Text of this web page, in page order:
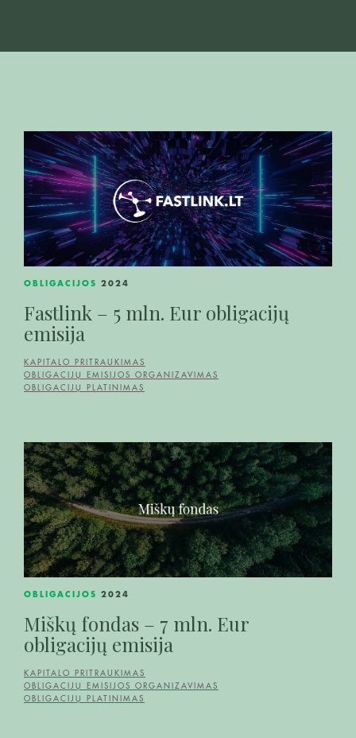
OBLIGACIJOS 2024
Fastlink – 5 mln. Eur obligacijų
emisija
KAPITALO PRITRAUKIMAS
OBLIGACIJŲ EMISIJOS ORGANIZAVIMAS
OBLIGACIJŲ PLATINIMAS
OBLIGACIJOS 2024
Miškų fondas – 7 mln. Eur
obligacijų emisija
KAPITALO PRITRAUKIMAS
OBLIGACIJŲ EMISIJOS ORGANIZAVIMAS
OBLIGACIJŲ PLATINIMAS